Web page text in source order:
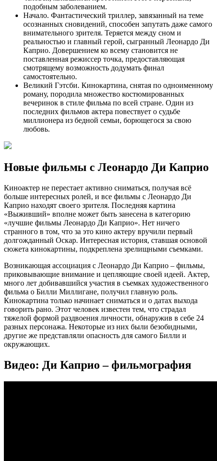
подобным заболеванием.
Начало. Фантастический триллер, завязанный на теме
осознанных сновидений, способен запутать даже самого
внимательного зрителя. Теряется между сном и
реальностью и главный герой, сыгранный Леонардо Ди
Каприо. Довершением ко всему становится не
поставленная режиссер точка, предоставляющая
смотрящему возможность додумать финал
самостоятельно.
Великий Гэтсби. Кинокартина, снятая по одноименному
роману, породила множество костюмированных
вечеринок в стиле фильма по всей стране. Один из
последних фильмов актера повествует о судьбе
миллионера из бедной семьи, борющегося за свою
любовь.
Новые фильмы с Леонардо Ди Каприо
Киноактер не перестает активно сниматься, получая всё
больше интересных ролей, и все фильмы с Леонардо Ди
Каприо находят своего зрителя. Последняя картина
«Выживший» вполне может быть занесена в категорию
«лучшие фильмы Леонардо Ди Каприо». Нет ничего
странного в том, что за это кино актеру вручили первый
долгожданный Оскар. Интересная история, ставшая основой
сюжета кинокартины, подкреплена зрелищными съемками.
Возникающая ассоциация с Леонардо Ди Каприо – фильмы,
приковывающие внимание и цепляющие своей идеей. Актер,
много лет добивавшийся участия в съемках художественного
фильма о Билли Миллигане, получил главную роль.
Кинокартина только начинает сниматься и о датах выхода
говорить рано. Этот человек известен тем, что страдал
тяжелой формой раздвоения личности, обнаружив в себе 24
разных персонажа. Некоторые из них были безобидными,
другие же представляли опасность для самого Билли и
окружающих.
Видео: Ди Каприо – фильмография